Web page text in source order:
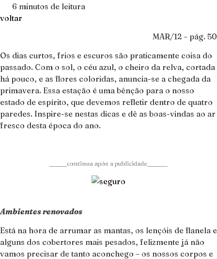
6 minutos de leitura
voltar
MAR/12 – pág. 50
Os dias curtos, frios e escuros são praticamente coisa do
passado. Com o sol, o céu azul, o cheiro da relva, cortada
há pouco, e as flores coloridas, anuncia-se a chegada da
primavera. Essa estação é uma bênção para o nosso
estado de espírito, que devemos refletir dentro de quatro
paredes. Inspire-se nestas dicas e dê as boas-vindas ao ar
fresco desta época do ano.
______continua após a publicidade_______
Ambientes renovados
Está na hora de arrumar as mantas, os lençóis de flanela e
alguns dos cobertores mais pesados, felizmente já não
vamos precisar de tanto aconchego – os nossos corpos e